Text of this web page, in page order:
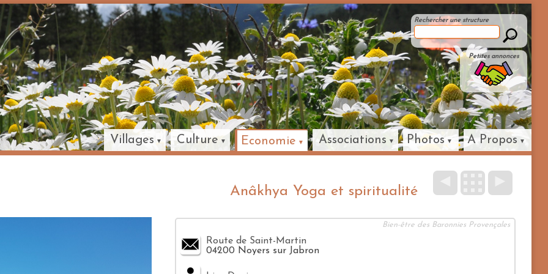
Rechercher une structure
Petites annonces
Villages Culture Economie Associations Photos A Propos
Anâkhya Yoga et spiritualité
Bien-être des Baronnies Provençales
Route de Saint-Martin
04200 Noyers sur Jabron